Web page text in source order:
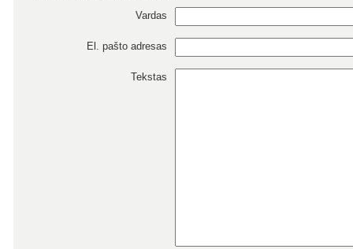
Vardas
El. pašto adresas
Tekstas